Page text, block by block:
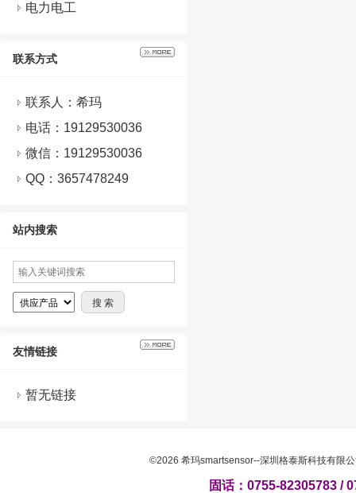
电力电工
联系方式
联系人：希玛
电话：19129530036
微信： 19129530036
QQ： 3657478249
站内搜索
友情链接
暂无链接
©2026 希玛smartsensor--深圳格泰斯科技有限
固话：0755-82305783 /